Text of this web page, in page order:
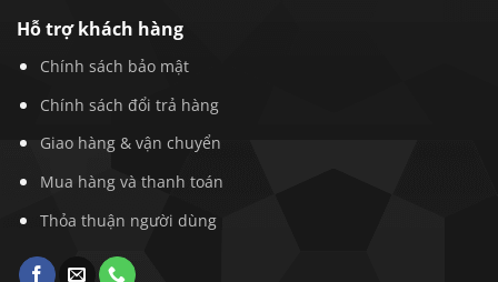
Hỗ trợ khách hàng
Chính sách bảo mật
Chính sách đổi trả hàng
Giao hàng & vận chuyển
Mua hàng và thanh toán
Thỏa thuận người dùng